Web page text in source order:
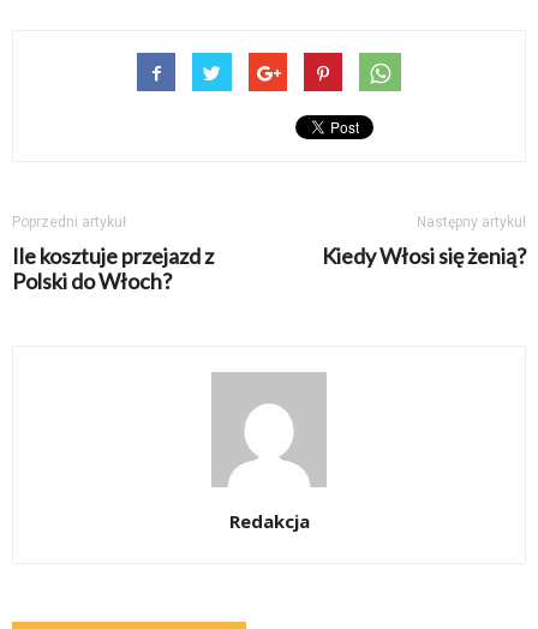
Poprzedni artykuł
Ile kosztuje przejazd z
Polski do Włoch?
Następny artykuł
Kiedy Włosi się żenią?
Redakcja